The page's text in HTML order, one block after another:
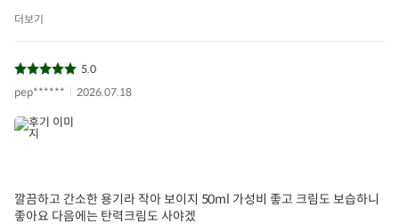
더보기
5.0
pep******
2026.07.18
깔끔하고 간소한 용기라 작아 보이지 50ml 가성비 좋고 크림도 보습하니
좋아요 다음에는 탄력크림도 사야겠